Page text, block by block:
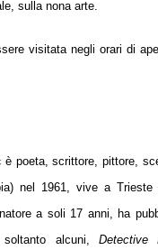
sulla nona arte.
visitata negli orari di
è poeta, scrittore, pittore,
nel 1961, vive a
a soli 17 anni, ha
alcuni, Detective